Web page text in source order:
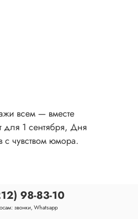
всем — вместе
для 1 сентября, Дня
с чувством юмора.
98-83-10
звонки, Whatsapp